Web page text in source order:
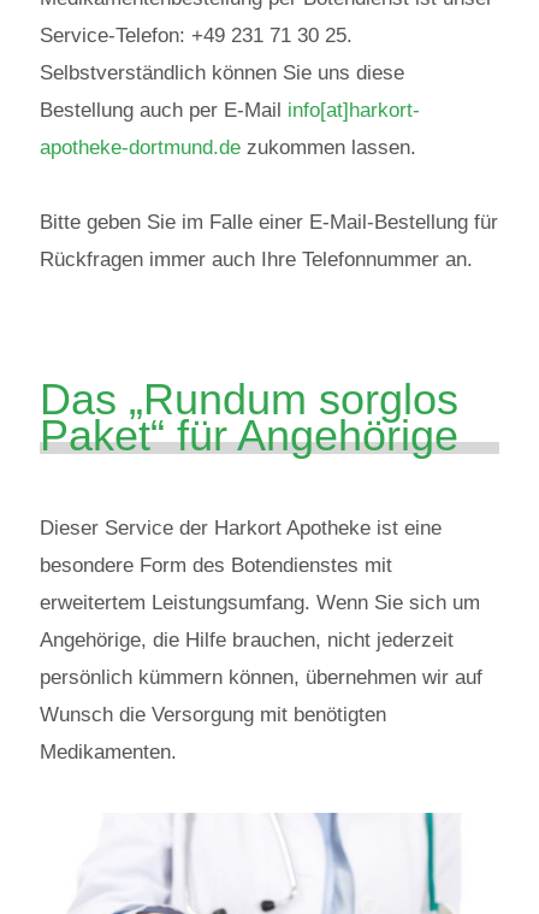
Service-Telefon: +49 231 71 30 25.
Selbstverständlich können Sie uns diese
Bestellung auch per E-Mail info[at]harkort-
apotheke-dortmund.de zukommen lassen.
Bitte geben Sie im Falle einer E-Mail-Bestellung für
Rückfragen immer auch Ihre Telefonnummer an.
Das „Rundum sorglos
Paket“ für Angehörige
Dieser Service der Harkort Apotheke ist eine
besondere Form des Botendienstes mit
erweitertem Leistungsumfang. Wenn Sie sich um
Angehörige, die Hilfe brauchen, nicht jederzeit
persönlich kümmern können, übernehmen wir auf
Wunsch die Versorgung mit benötigten
Medikamenten.